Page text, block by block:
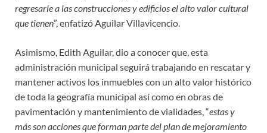
regresarle a las construcciones y edificios el alto valor cultural
que tienen”, enfatizó Aguilar Villavicencio.
Asimismo, Edith Aguilar, dio a conocer que, esta
administración municipal seguirá trabajando en rescatar y
mantener activos los inmuebles con un alto valor histórico
de toda la geografía municipal así como en obras de
pavimentación y mantenimiento de vialidades, “estas y
más son acciones que forman parte del plan de mejoramiento